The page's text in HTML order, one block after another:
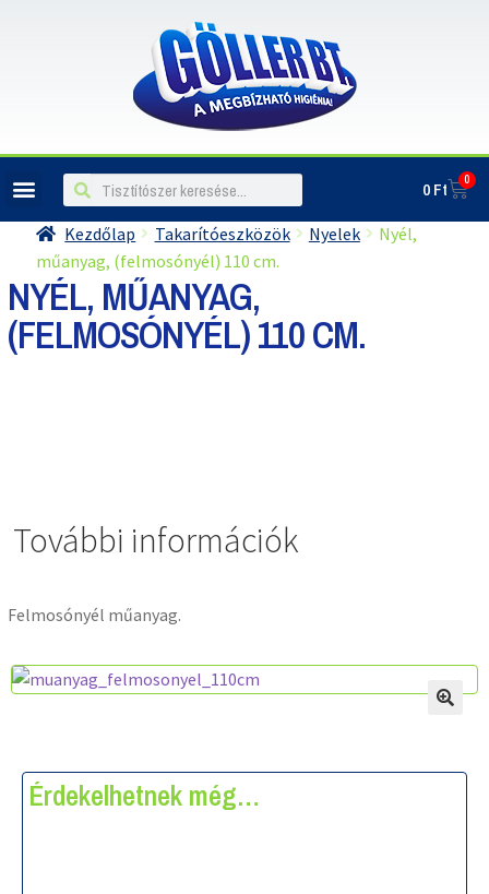
0Ft 0
Kezdőlap Takarítóeszközök Nyelek
Nyél,
műanyag, (felmosónyél) 110 cm.
NYÉL, MŰANYAG,
(FELMOSÓNYÉL) 110 CM.
További információk
Felmosónyél műanyag.
Érdekelhetnek még…